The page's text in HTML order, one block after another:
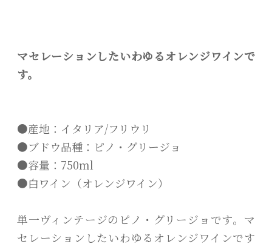
マセレーションしたいわゆるオレンジワインで
す。
●産地：イタリア/フリウリ
●ブドウ品種：ピノ・グリージョ
●容量：750ml
●白ワイン（オレンジワイン）
単一ヴィンテージのピノ・グリージョです。マ
セレーションしたいわゆるオレンジワインです